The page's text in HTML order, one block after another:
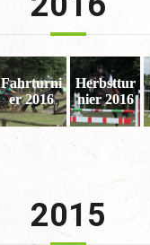
Fahrturni
er 2016
Herbsttur
nier 2016
2015